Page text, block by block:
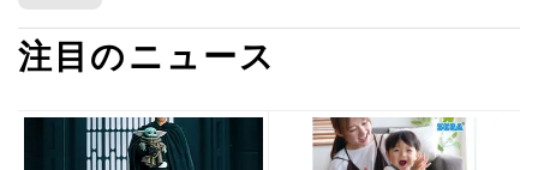
注目のニュース